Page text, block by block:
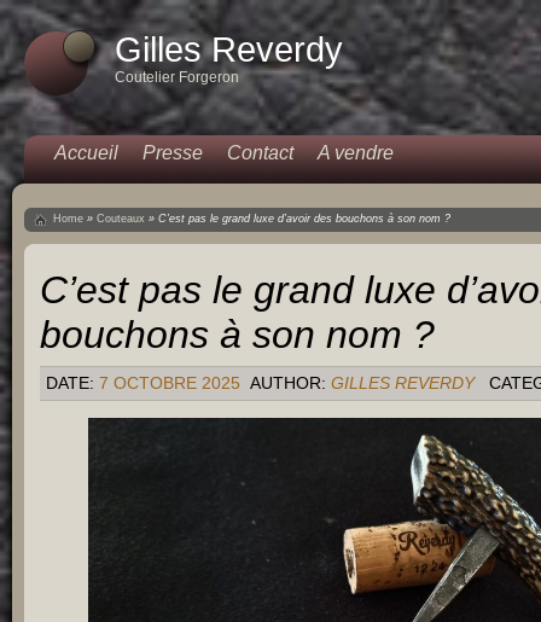
Gilles Reverdy
Coutelier Forgeron
Accueil Presse Contact A vendre
Home » Couteaux » C’est pas le grand luxe d’avoir des bouchons à son nom ?
C’est pas le grand luxe
bouchons à son nom ?
DATE: 7 OCTOBRE 2025 AUTHOR: GILLES REVERDY